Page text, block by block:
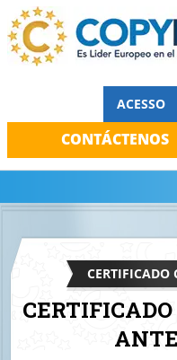
ACESSO
CONTÁCTENOS
CERTIFICADO